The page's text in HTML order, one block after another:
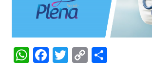
W F T C S